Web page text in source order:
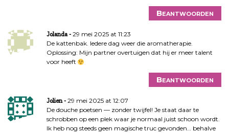
Beantwoorden
Jolanda
29 mei 2025 at 11:23
De kattenbak. Iedere dag weer die aromatherapie.
Oplossing: Mijn partner overtuigen dat hij er meer talent
voor heeft
Beantwoorden
Jolien
29 mei 2025 at 12:07
De douche poetsen — zonder twijfel! Je staat daar te
schrobben op een plek waar je normaal juist schoon wordt.
Ik heb nog steeds geen magische truc gevonden… behalve